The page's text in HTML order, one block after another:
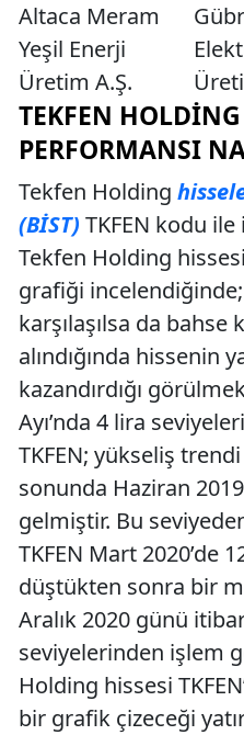
Altaca Meram
Yeşil Enerji
Üretim A.Ş.
TEKFEN
PERFORMANSI
Tekfen Holding
(BİST) TKFEN kodu
Tekfen Holding hissesi
grafiği
karşılaşılsa da bahse
alındığında hissenin
kazandırdığı
Ayı’nda 4 lira
TKFEN; yükseliş
sonunda Haziran
gelmiştir. Bu
TKFEN Mart 2020’de
düştükten sonra bir
Aralık 2020 günü
seviyelerinden işlem
Holding hissesi
bir grafik çizeceği